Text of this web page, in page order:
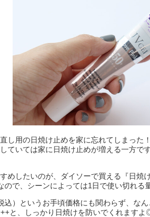
し用の日焼け止めを家に忘れてしまった
ていては家に日焼け止めが増える一方で
めしたいのが、ダイソーで買える『日焼
ので、シーンによっては1日で使い切れる
込）というお手頃価格にも関わらず、な
と、しっかり日焼けを防いでくれます